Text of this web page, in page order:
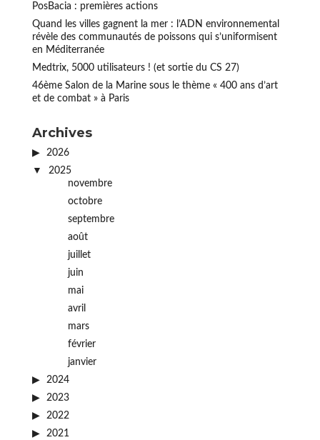
PosBacia : premières actions
Quand les villes gagnent la mer : l’ADN environnemental
révèle des communautés de poissons qui s’uniformisent
en Méditerranée
Medtrix, 5000 utilisateurs ! (et sortie du CS 27)
46ème Salon de la Marine sous le thème « 400 ans d’art
et de combat » à Paris
Archives
2026
2025
novembre
octobre
septembre
août
juillet
juin
mai
avril
mars
février
janvier
2024
2023
2022
2021